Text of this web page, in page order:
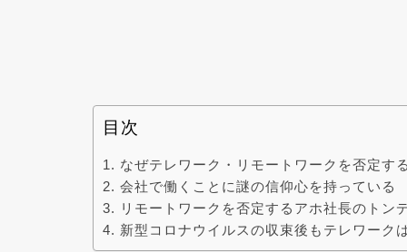
目次
なぜテレワーク・リモートワークを否定す
会社で働くことに謎の信仰心を持っている
リモートワークを否定するアホ社長のトン
新型コロナウイルスの収束後もテレワーク